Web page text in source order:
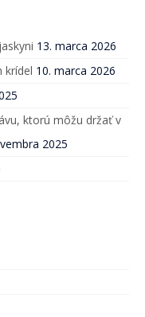
13. marca 2026
krídel 10. marca 2026
ktorú môžu držať v
2025